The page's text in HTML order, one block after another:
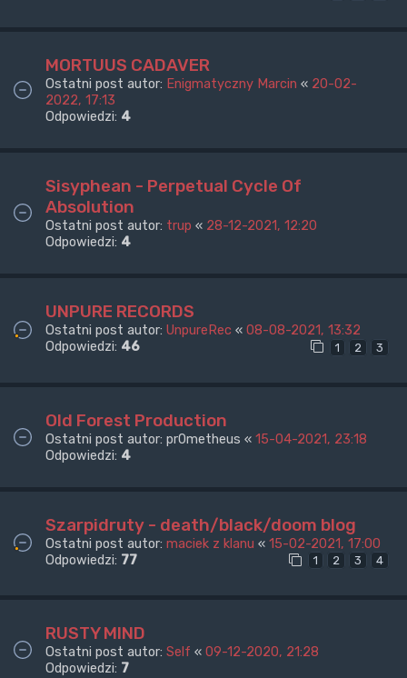
MORTUUS CADAVER
Ostatni post autor: Enigmatyczny Marcin « 20-02-
2022, 17:13
Odpowiedzi: 4
Sisyphean - Perpetual Cycle Of
Absolution
Ostatni post autor: trup « 28-12-2021, 12:20
Odpowiedzi: 4
UNPURE RECORDS
Ostatni post autor: UnpureRec « 08-08-2021, 13:32
Odpowiedzi: 46 1 2 3
Old Forest Production
Ostatni post autor: pr0metheus « 15-04-2021, 23:18
Odpowiedzi: 4
Szarpidruty - death/black/doom blog
Ostatni post autor: maciek z klanu « 15-02-2021, 17:00
Odpowiedzi: 77 1 2 3 4
RUSTY MIND
Ostatni post autor: Self « 09-12-2020, 21:28
Odpowiedzi: 7